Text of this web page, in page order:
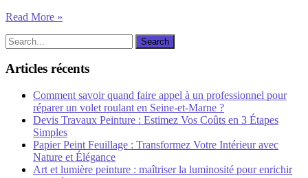
Read More »
Articles récents
Comment savoir quand faire appel à un professionnel pour
réparer un volet roulant en Seine-et-Marne ?
Devis Travaux Peinture : Estimez Vos Coûts en 3 Étapes
Simples
Papier Peint Feuillage : Transformez Votre Intérieur avec
Nature et Élégance
Art et lumière peinture : maîtriser la luminosité pour enrichir